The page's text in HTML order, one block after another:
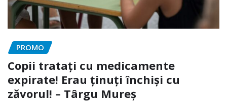
PROMO
Copii tratați cu medicamente
expirate! Erau ținuți închiși cu
zăvorul! – Târgu Mureș